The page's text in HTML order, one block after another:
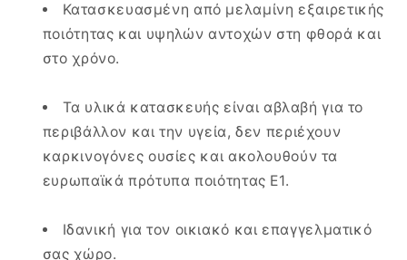
Κατασκευασμένη από μελαμίνη εξαιρετικής
ποιότητας και υψηλών αντοχών στη φθορά και
στο χρόνο.
Τα υλικά κατασκευής είναι αβλαβή για το
περιβάλλον και την υγεία, δεν περιέχουν
καρκινογόνες ουσίες και ακολουθούν τα
ευρωπαϊκά πρότυπα ποιότητας Ε1.
Ιδανική για τον οικιακό και επαγγελματικό
σας χώρο.